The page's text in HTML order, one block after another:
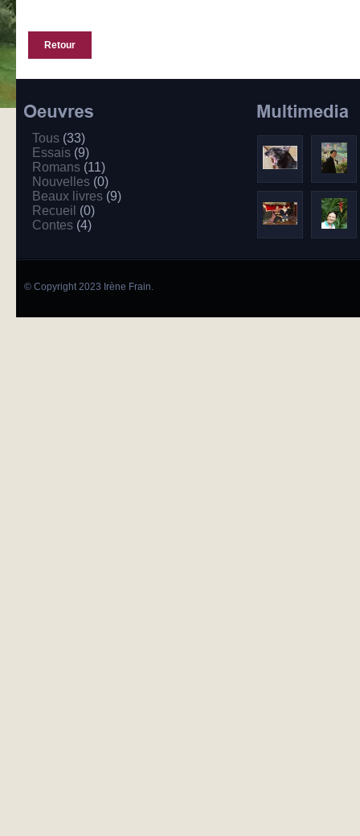
Retour
Tous (33)
Essais (9)
Romans (11)
Nouvelles (0)
Beaux livres (9)
Recueil (0)
Contes (4)
© Copyright 2023 Irène Frain.